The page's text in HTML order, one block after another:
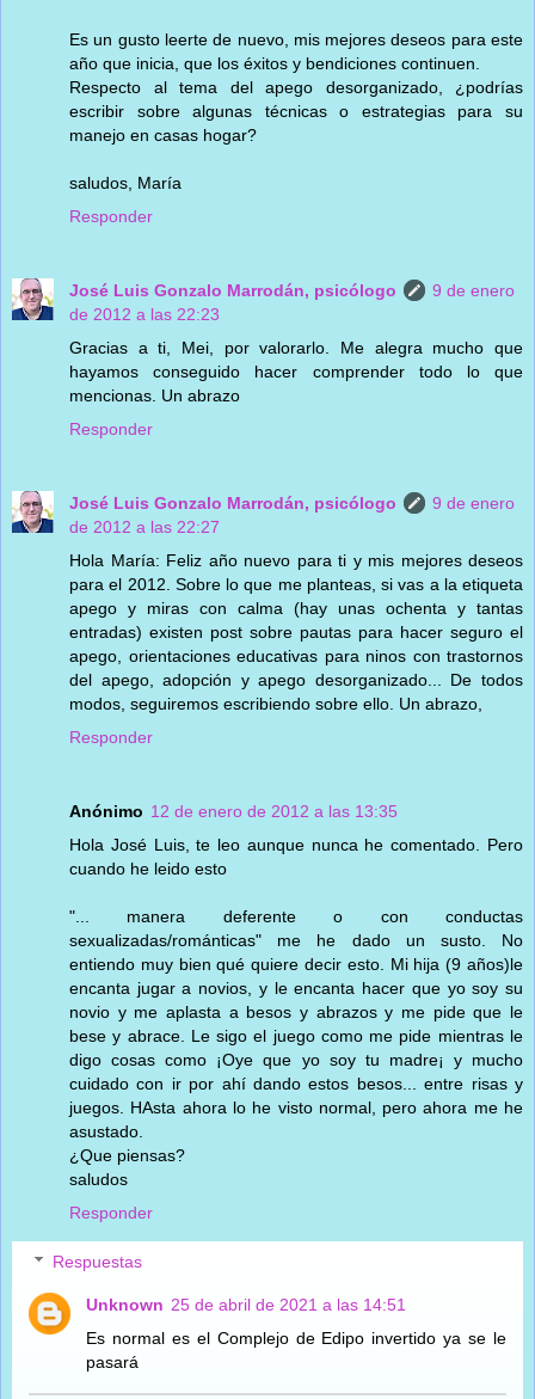
Es un gusto leerte de nuevo, mis mejores deseos para este
año que inicia, que los éxitos y bendiciones continuen.
Respecto al tema del apego desorganizado, ¿podrías
escribir sobre algunas técnicas o estrategias para su
manejo en casas hogar?
saludos, María
Responder
José Luis Gonzalo Marrodán, psicólogo
9 de enero
de 2012 a las 22:23
Gracias a ti, Mei, por valorarlo. Me alegra mucho que
hayamos conseguido hacer comprender todo lo que
mencionas. Un abrazo
Responder
José Luis Gonzalo Marrodán, psicólogo
9 de enero
de 2012 a las 22:27
Hola María: Feliz año nuevo para ti y mis mejores deseos
para el 2012. Sobre lo que me planteas, si vas a la etiqueta
apego y miras con calma (hay unas ochenta y tantas
entradas) existen post sobre pautas para hacer seguro el
apego, orientaciones educativas para ninos con trastornos
del apego, adopción y apego desorganizado... De todos
modos, seguiremos escribiendo sobre ello. Un abrazo,
Responder
Anónimo 12 de enero de 2012 a las 13:35
Hola José Luis, te leo aunque nunca he comentado. Pero
cuando he leido esto
"... manera deferente o con conductas
sexualizadas/románticas" me he dado un susto. No
entiendo muy bien qué quiere decir esto. Mi hija (9 años)le
encanta jugar a novios, y le encanta hacer que yo soy su
novio y me aplasta a besos y abrazos y me pide que le
bese y abrace. Le sigo el juego como me pide mientras le
digo cosas como ¡Oye que yo soy tu madre¡ y mucho
cuidado con ir por ahí dando estos besos... entre risas y
juegos. HAsta ahora lo he visto normal, pero ahora me he
asustado.
¿Que piensas?
saludos
Responder
Respuestas
Unknown 25 de abril de 2021 a las 14:51
Es normal es el Complejo de Edipo invertido ya se le
pasará